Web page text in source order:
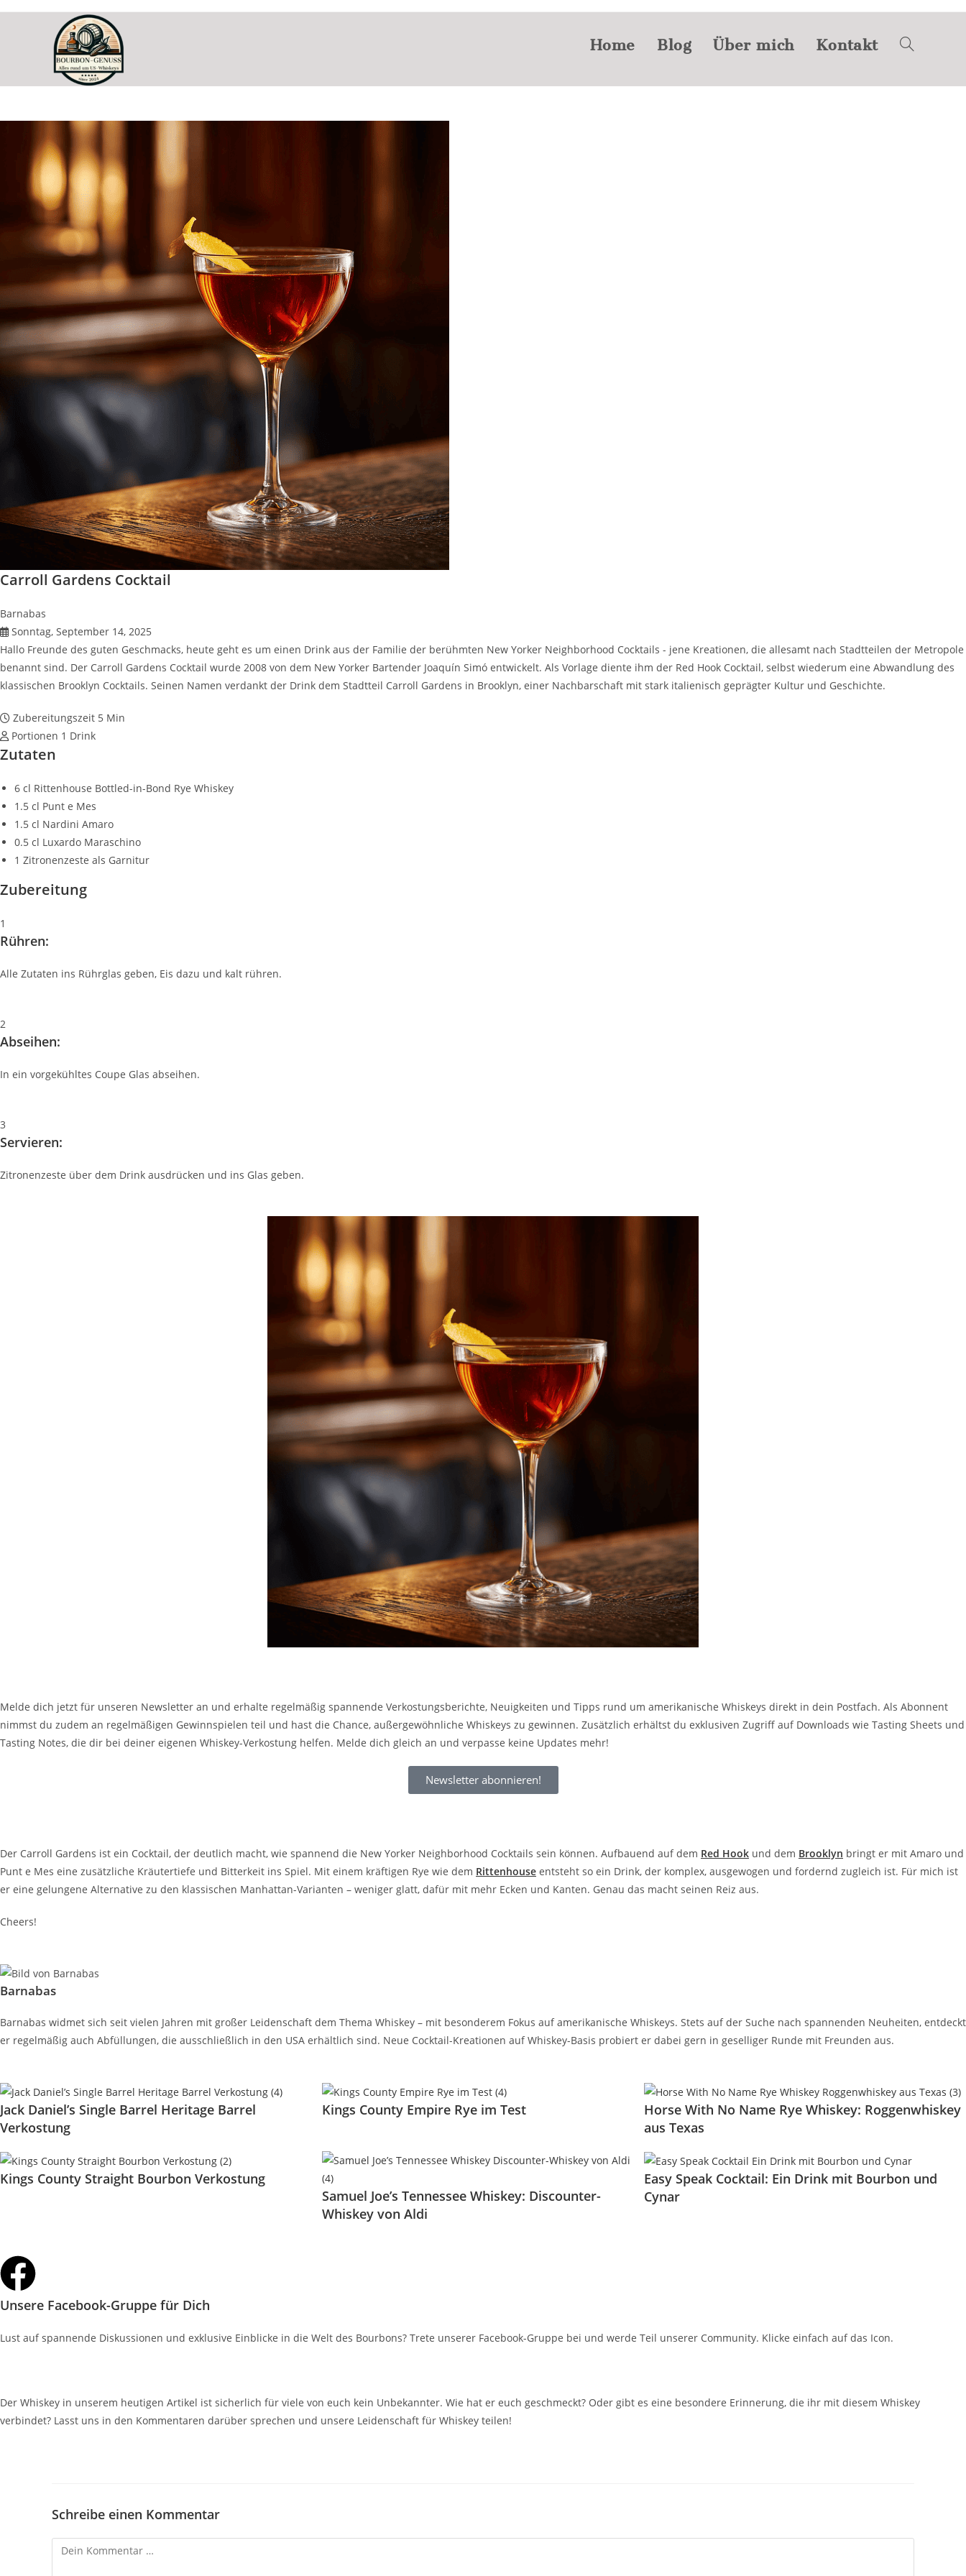
Home Blog Über mich Kontakt
Carroll Gardens Cocktail
Barnabas
Sonntag, September 14, 2025
Hallo Freunde des guten Geschmacks, heute geht es um einen Drink aus der Familie der berühmten New Yorker Neighborhood Cocktails - jene Kreationen, die allesamt nach Stadtteilen der Metropole
benannt sind. Der Carroll Gardens Cocktail wurde 2008 von dem New Yorker Bartender Joaquín Simó entwickelt. Als Vorlage diente ihm der Red Hook Cocktail, selbst wiederum eine Abwandlung des
klassischen Brooklyn Cocktails. Seinen Namen verdankt der Drink dem Stadtteil Carroll Gardens in Brooklyn, einer Nachbarschaft mit stark italienisch geprägter Kultur und Geschichte.
Zubereitungszeit 5 Min
Portionen 1 Drink
Zutaten
6 cl Rittenhouse Bottled-in-Bond Rye Whiskey
1.5 cl Punt e Mes
1.5 cl Nardini Amaro
0.5 cl Luxardo Maraschino
1 Zitronenzeste als Garnitur
Zubereitung
1
Rühren:
Alle Zutaten ins Rührglas geben, Eis dazu und kalt rühren.
2
Abseihen:
In ein vorgekühltes Coupe Glas abseihen.
3
Servieren:
Zitronenzeste über dem Drink ausdrücken und ins Glas geben.
Melde dich jetzt für unseren Newsletter an und erhalte regelmäßig spannende Verkostungsberichte, Neuigkeiten und Tipps rund um amerikanische Whiskeys direkt in dein Postfach. Als Abonnent
nimmst du zudem an regelmäßigen Gewinnspielen teil und hast die Chance, außergewöhnliche Whiskeys zu gewinnen. Zusätzlich erhältst du exklusiven Zugriff auf Downloads wie Tasting Sheets und
Tasting Notes, die dir bei deiner eigenen Whiskey-Verkostung helfen. Melde dich gleich an und verpasse keine Updates mehr!
Newsletter abonnieren!
Der Carroll Gardens ist ein Cocktail, der deutlich macht, wie spannend die New Yorker Neighborhood Cocktails sein können. Aufbauend auf dem Red Hook und dem Brooklyn bringt er mit Amaro und
Punt e Mes eine zusätzliche Kräutertiefe und Bitterkeit ins Spiel. Mit einem kräftigen Rye wie dem Rittenhouse entsteht so ein Drink, der komplex, ausgewogen und fordernd zugleich ist. Für mich ist
er eine gelungene Alternative zu den klassischen Manhattan-Varianten – weniger glatt, dafür mit mehr Ecken und Kanten. Genau das macht seinen Reiz aus.
Cheers!
Barnabas
Barnabas widmet sich seit vielen Jahren mit großer Leidenschaft dem Thema Whiskey – mit besonderem Fokus auf amerikanische Whiskeys. Stets auf der Suche nach spannenden Neuheiten, entdeckt
er regelmäßig auch Abfüllungen, die ausschließlich in den USA erhältlich sind. Neue Cocktail-Kreationen auf Whiskey-Basis probiert er dabei gern in geselliger Runde mit Freunden aus.
Jack Daniel’s Single Barrel Heritage Barrel
Verkostung
Kings County Empire Rye im Test
Horse With No Name Rye Whiskey: Roggenwhiskey
aus Texas
Kings County Straight Bourbon Verkostung
Samuel Joe’s Tennessee Whiskey: Discounter-
Whiskey von Aldi
Easy Speak Cocktail: Ein Drink mit Bourbon und
Cynar
Unsere Facebook-Gruppe für Dich
Lust auf spannende Diskussionen und exklusive Einblicke in die Welt des Bourbons? Trete unserer Facebook-Gruppe bei und werde Teil unserer Community. Klicke einfach auf das Icon.
Der Whiskey in unserem heutigen Artikel ist sicherlich für viele von euch kein Unbekannter. Wie hat er euch geschmeckt? Oder gibt es eine besondere Erinnerung, die ihr mit diesem Whiskey
verbindet? Lasst uns in den Kommentaren darüber sprechen und unsere Leidenschaft für Whiskey teilen!
Schreibe einen Kommentar